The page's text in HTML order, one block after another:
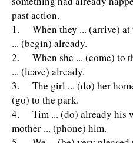
past action.
1. When they ... (arrive) at
... (begin) already.
2. When she ... (come) to
... (leave) already.
3. The girl ... (do) her
(go) to the park.
4. Tim ... (do) already his
mother ... (phone) him.